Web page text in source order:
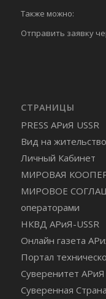
Также можно:
Отправить заявку
СТРАНИЦЫ
PRESS АРиЯ USSR
Вид на
Личный Кабинет
МИРОВАЯ
МИРОВОЕ
операторами
НКВД АРиЯ-USSR
Онлайн газета
Портал
Суверенитет АРиЯ
Суверенная